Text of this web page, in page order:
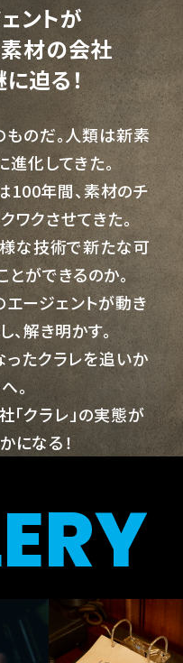
ントが
材の会社
に迫る！
のだ。人類は新素
化してきた。
100年間、素材のチ
ワクさせてきた。
な技術で新たな可
ができるのか。
エージェントが動き
、解き明かす。
たクラレを追いか
。
クラレ」の実態が
になる！